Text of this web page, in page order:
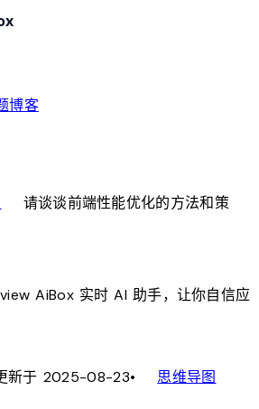
博客
chevron_right
请谈谈前端性能优化的方法和策
AiBox实时 AI 助手，让你自信应
新于 2025-08-23• account_tree思维导图